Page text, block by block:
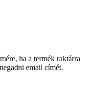
ha a termék raktárra
email címét.